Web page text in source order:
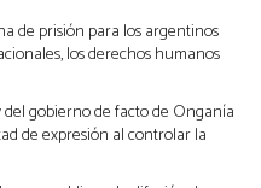
de prisión para los argentinos
los derechos humanos
del gobierno de facto de Onganía
de expresión al controlar la